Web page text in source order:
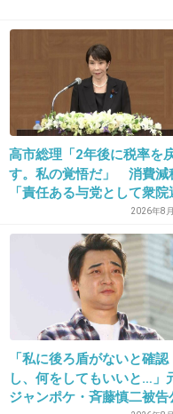
冬のバーゲンも出
33. 匿名2015/07/15(水) 16:47:47
あからさまにデザ
かっていても安さ
結構ほとんど着な
2015/07/15(水) 16:47:58
自分が定額で買っ
損した気分になる
高市総理「2年後に税率を
す。私の覚悟だ」 消費減
「責任ある与党として衆院
公約に掲げ理解賜った」
2026年8
「私に後ろ盾がないと確認
し、何をしてもいいと…」
ジャンポケ・斉藤慎二被告